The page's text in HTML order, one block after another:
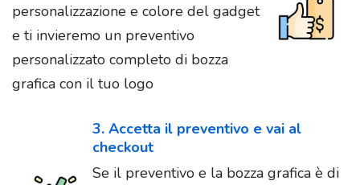
personalizzazione e colore del gadget
e ti invieremo un preventivo
personalizzato completo di bozza
grafica con il tuo logo
3. Accetta il preventivo e vai al
checkout
Se il preventivo e la bozza grafica è di